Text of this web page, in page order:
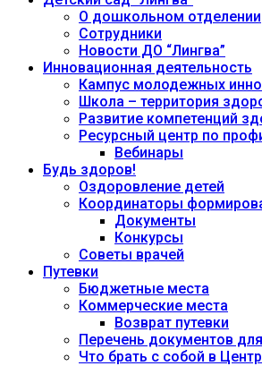
О дошкольном отделении
Сотрудники
Новости ДО “Лингва”
Инновационная деятельность
Кампус молодежных
Школа – территория
Развитие компетенций
Ресурсный центр по
Вебинары
Будь здоров!
Оздоровление детей
Координаторы
Документы
Конкурсы
Советы врачей
Путевки
Бюджетные места
Коммерческие места
Возврат путевки
Перечень документов
Что брать с собой в